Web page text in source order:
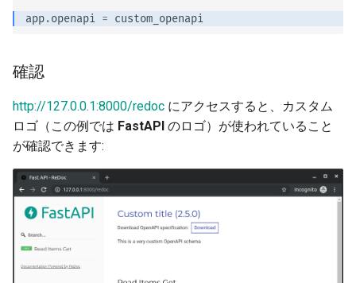
app.openapi = custom_openapi
確認
http://127.0.0.1:8000/redoc にアクセスすると、カスタム
ロゴ（この例では FastAPI のロゴ）が使われていること
が確認できます: